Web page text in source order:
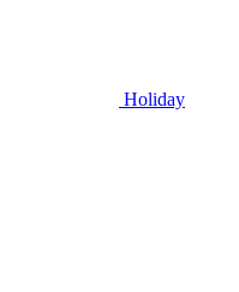
Holiday